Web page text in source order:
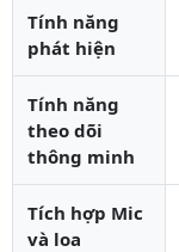
Tính năng
phát hiện
Tính năng
theo dõi
thông minh
Tích hợp Mic
và loa